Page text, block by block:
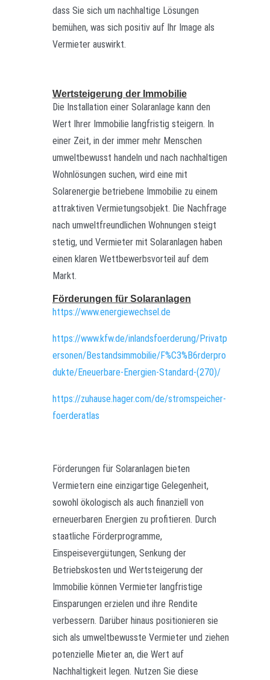
dass Sie sich um nachhaltige Lösungen
bemühen, was sich positiv auf Ihr Image als
Vermieter auswirkt.
Wertsteigerung der Immobilie
Die Installation einer Solaranlage kann den
Wert Ihrer Immobilie langfristig steigern. In
einer Zeit, in der immer mehr Menschen
umweltbewusst handeln und nach nachhaltigen
Wohnlösungen suchen, wird eine mit
Solarenergie betriebene Immobilie zu einem
attraktiven Vermietungsobjekt. Die Nachfrage
nach umweltfreundlichen Wohnungen steigt
stetig, und Vermieter mit Solaranlagen haben
einen klaren Wettbewerbsvorteil auf dem
Markt.
Förderungen für Solaranlagen
https://www.energiewechsel.de
https://www.kfw.de/inlandsfoerderung/Privatp
ersonen/Bestandsimmobilie/F%C3%B6rderpro
dukte/Eneuerbare-Energien-Standard-(270)/
https://zuhause.hager.com/de/stromspeicher-
foerderatlas
Förderungen für Solaranlagen bieten
Vermietern eine einzigartige Gelegenheit,
sowohl ökologisch als auch finanziell von
erneuerbaren Energien zu profitieren. Durch
staatliche Förderprogramme,
Einspeisevergütungen, Senkung der
Betriebskosten und Wertsteigerung der
Immobilie können Vermieter langfristige
Einsparungen erzielen und ihre Rendite
verbessern. Darüber hinaus positionieren sie
sich als umweltbewusste Vermieter und ziehen
potenzielle Mieter an, die Wert auf
Nachhaltigkeit legen. Nutzen Sie diese